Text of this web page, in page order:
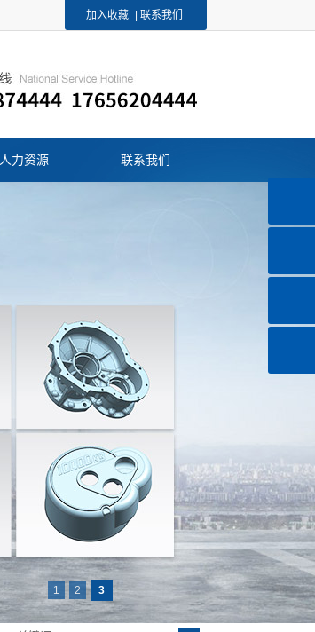
加入收藏 联系我们
人力资源 联系我们
1 2 3